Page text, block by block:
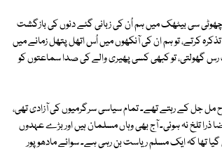
چھوٹی سی بیٹھک میں ہم اُن کی زبانی گئے دنوں کی بازگشت
کرتے، تو ہم ان کی آنکھوں میں اُس اتھل پتھل زمانے میں
گھولتی، تو کبھی کسی پھیری والے کی صدا سماعتوں کو
مل جل کے رہتے تھے۔ تمام سیاسی سرگرمیوں کی آزادی تھی،
کے باوجود بھی وہاں کی فضا ذرا تلخ نہ ہوئی۔ آج بھی وہاں مسلمان ہیں اور بڑے عہدوں
تھا کہ ایک مسلم ریاست بن رہی ہے۔ سوائے مادھوپور